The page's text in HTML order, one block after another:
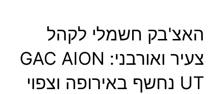
האצ'בק חשמלי לקהל
צעיר ואורבני: GAC AION
UT נחשף באירופה וצפוי